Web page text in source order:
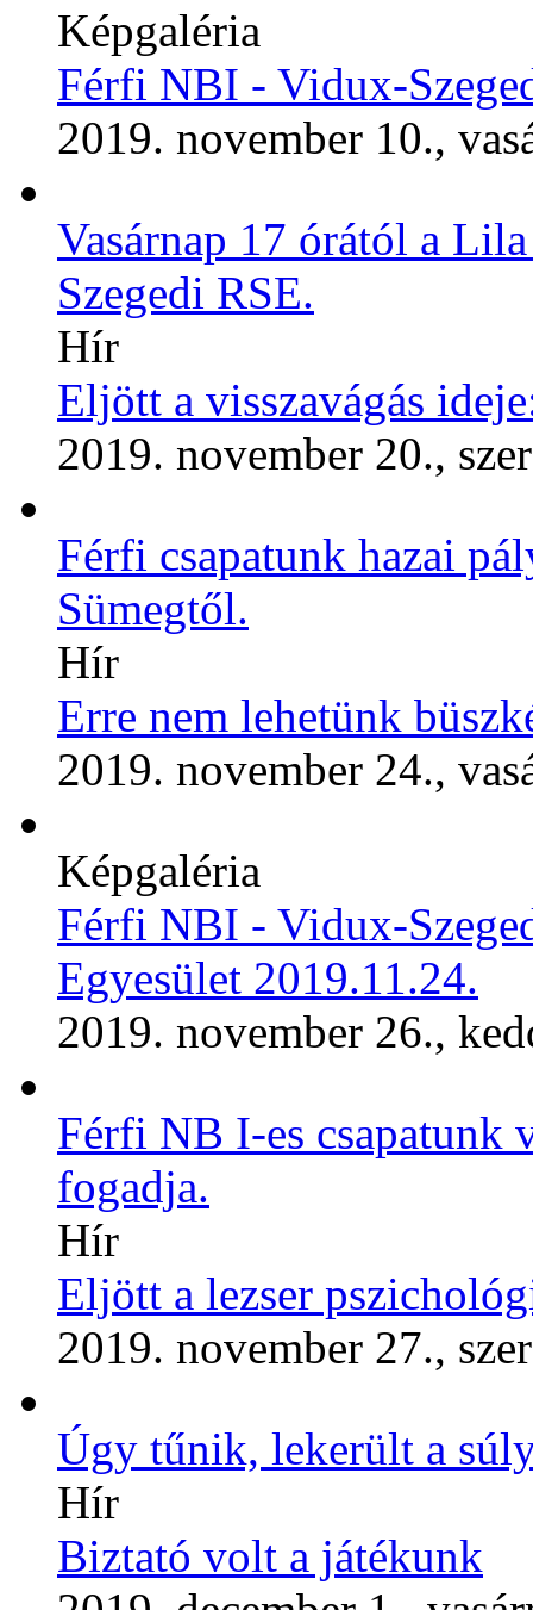
Képgaléria
Férfi NBI - Vidux-
2019. november 10.,
Vasárnap 17 órától a
Szegedi RSE.
Hír
Eljött a visszavágás
2019. november 20.,
Férfi csapatunk hazai
Sümegtől.
Hír
Erre nem lehetünk
2019. november 24.,
Képgaléria
Férfi NBI - Vidux-
Egyesület 2019.11.24.
2019. november 26.,
Férfi NB I-es csapatunk
fogadja.
Hír
Eljött a lezser
2019. november 27.,
Úgy tűnik, lekerült a
Hír
Biztató volt a játékunk